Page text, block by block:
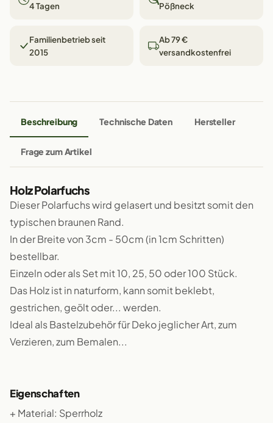
4 Tagen
Pößneck
Familienbetrieb seit
2015
Ab 79 €
versandkostenfrei
Beschreibung Technische Daten Hersteller
Frage zum Artikel
Holz Polarfuchs
Dieser Polarfuchs wird gelasert und besitzt somit den
typischen braunen Rand.
In der Breite von 3cm - 50cm (in 1cm Schritten)
bestellbar.
Einzeln oder als Set mit 10, 25, 50 oder 100 Stück.
Das Holz ist in naturform, kann somit beklebt,
gestrichen, geölt oder... werden.
Ideal als Bastelzubehör für Deko jeglicher Art, zum
Verzieren, zum Bemalen...
Eigenschaften
+ Material: Sperrholz